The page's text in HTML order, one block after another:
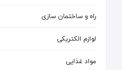
راه و ساختمان سازی
لوازم الکتریکی
مواد غذایی